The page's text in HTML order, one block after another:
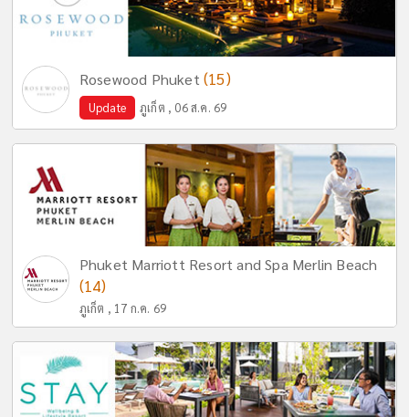
Rosewood Phuket (15)
Update ภูเก็ต , 06 ส.ค. 69
Phuket Marriott Resort and Spa Merlin Beach
(14)
ภูเก็ต , 17 ก.ค. 69